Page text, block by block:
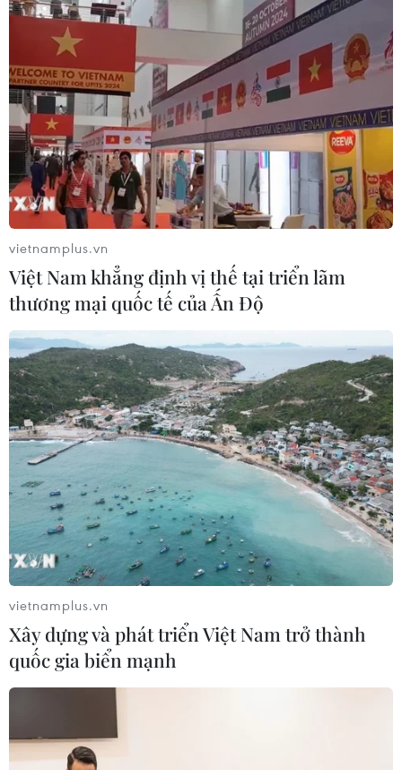
7 người trong một gia đình ở Ninh Bình
đều bị ngộ độc do ăn bọ xít
12/08/2021 08:40
Theo lời kể của người nhà, vào khoảng 11h ngày 1/8,
anh K. có ăn bọ xít bắt ở ruộng lúa cùng 6 người trong
gia đình, số lượng khoảng 0,5kg.
vietnamplus.vn
Việt Nam khẳng định vị thế tại triển lãm
thương mại quốc tế của Ấn Độ
vietnamplus.vn
Xây dựng và phát triển Việt Nam trở thành
quốc gia biển mạnh